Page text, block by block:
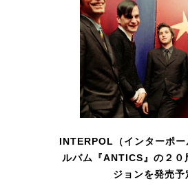
INTERPOL（インターポ
ルバム『ANTICS』の２０
ジョンを発売予